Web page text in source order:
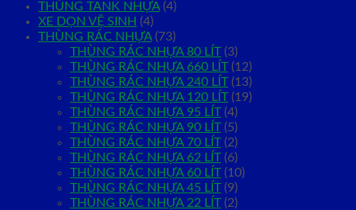
THÙNG TANK NHỰA (4)
XE DỌN VỆ SINH (4)
THÙNG RÁC NHỰA (73)
THÙNG RÁC NHỰA 80 LÍT (3)
THÙNG RÁC NHỰA 660 LÍT (12)
THÙNG RÁC NHỰA 240 LÍT (13)
THÙNG RÁC NHỰA 120 LÍT (19)
THÙNG RÁC NHỰA 95 LÍT (4)
THÙNG RÁC NHỰA 90 LÍT (5)
THÙNG RÁC NHỰA 70 LÍT (2)
THÙNG RÁC NHỰA 62 LÍT (6)
THÙNG RÁC NHỰA 60 LÍT (10)
THÙNG RÁC NHỰA 45 LÍT (9)
THÙNG RÁC NHỰA 22 LÍT (2)